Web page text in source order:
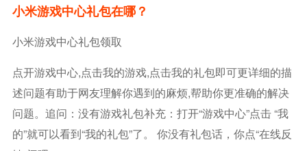
小米游戏中心礼包在哪？
小米游戏中心礼包领取
点开游戏中心,点击我的游戏,点击我的礼包即可更详细的描
述问题有助于网友理解你遇到的麻烦,帮助你更准确的解决
问题。追问：没有游戏礼包补充：打开“游戏中心”点击 “我
的”就可以看到“我的礼包”了。 你没有礼包话，你点“在线反